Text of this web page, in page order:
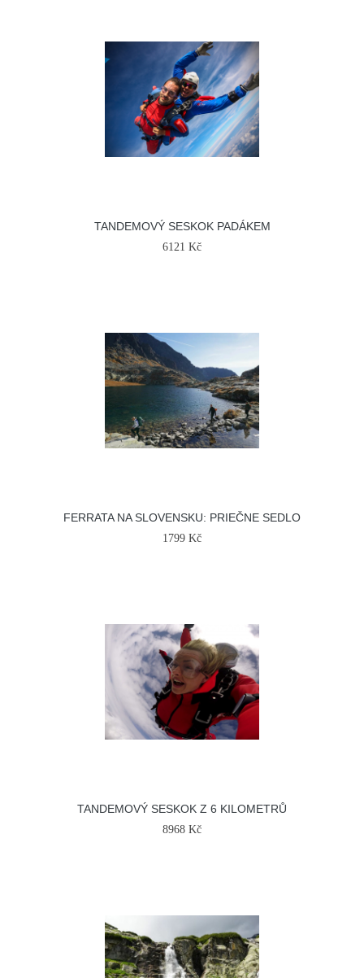
TANDEMOVÝ SESKOK PADÁKEM
6121 Kč
FERRATA NA SLOVENSKU: PRIEČNE SEDLO
1799 Kč
TANDEMOVÝ SESKOK Z 6 KILOMETRŮ
8968 Kč